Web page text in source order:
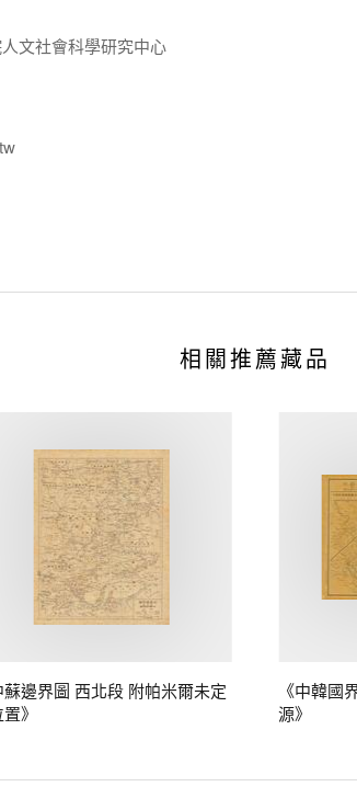
文社會科學研究中心
相關推薦藏品
蘇邊界圖 西北段 附帕米爾未定
》
《中韓國
源》